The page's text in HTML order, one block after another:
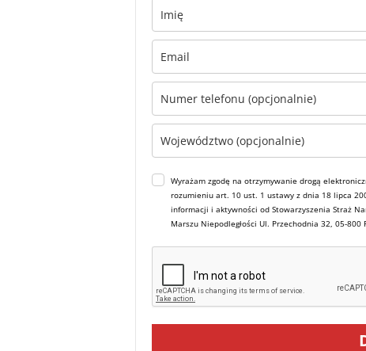
Wyrażam zgodę na otrzymywanie drogą
rozumieniu art. 10 ust. 1 ustawy z dnia 18 lipca
informacji i aktywności od Stowarzyszenia Straż
Marszu Niepodległości Ul. Przechodnia 32, 05-800